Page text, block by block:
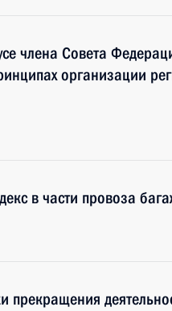
члена Совета
организации
в части провоза
прекращения